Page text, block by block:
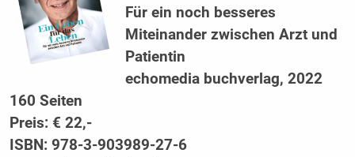
Für ein noch besseres
Miteinander zwischen Arzt und
Patientin
echomedia buchverlag, 2022
160 Seiten
Preis: € 22,-
ISBN: 978-3-903989-27-6